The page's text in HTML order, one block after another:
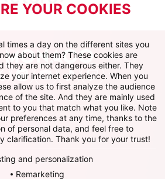
Instagram
YoutubeTikTokTwitch
YOUR COOKIES
times a day on the different sites you
about them? These cookies are
they are not dangerous either. They
your internet experience. When you
allow us to first analyze the audience
of the site. And they are mainly used
to you that match what you like. Note
preferences at any time, thanks to the
of personal data, and feel free to
clarification. Thank you for your trust!
and personalization
Remarketing